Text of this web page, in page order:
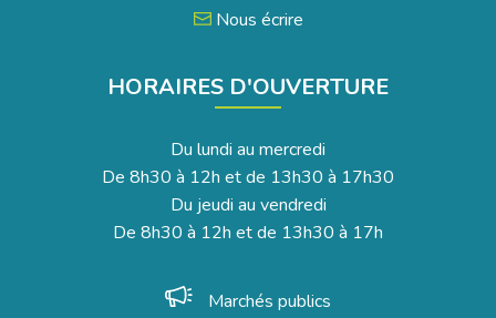
Nous écrire
HORAIRES D'OUVERTURE
Du lundi au mercredi
De 8h30 à 12h et de 13h30 à 17h30
Du jeudi au vendredi
De 8h30 à 12h et de 13h30 à 17h
Marchés publics